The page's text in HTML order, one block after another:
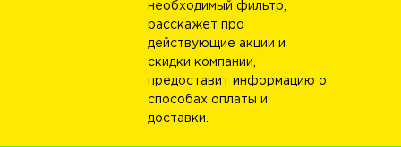
необходимый фильтр,
расскажет про
действующие акции и
скидки компании,
предоставит информацию о
способах оплаты и
доставки.